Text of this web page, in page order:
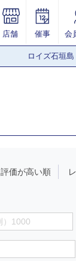
店舗 催事 会
ロイズ石垣島
評価が高い順